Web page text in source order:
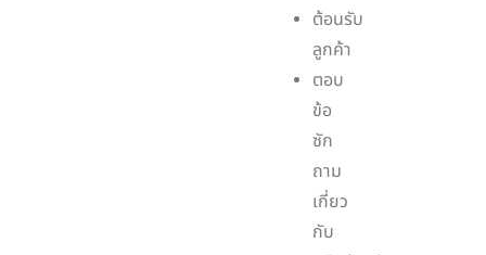
ต้อนรับ
ลูกค้า
ตอบ
ข้อ
ซัก
ถาม
เกี่ยว
กับ